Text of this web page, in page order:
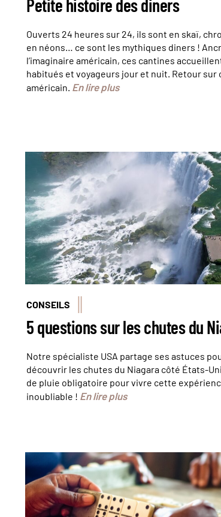
Petite histoire des diners
Ouverts 24 heures sur 24, ils sont en skaï,
en néons… ce sont les mythiques diners !
l’imaginaire américain, ces cantines
habitués et voyageurs jour et nuit. Retour sur
américain. En lire plus
Vue aérienne des chutes du Niagara ©
USA Official Visitor Center
CONSEILS
5 questions sur les chutes du
Notre spécialiste USA partage ses astuces
découvrir les chutes du Niagara côté États-
de pluie obligatoire pour vivre cette
inoubliable ! En lire plus
Femmes jouant aux dominos dans Little
à Miami Beach © blazekg - stock.adobe